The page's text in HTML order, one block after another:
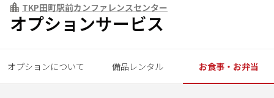
TKP田町駅前カンファレンスセンター
オプションサービス
オプションについて 備品レンタル お食事・お弁当